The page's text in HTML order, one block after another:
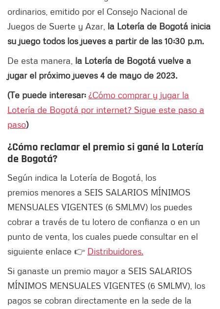
ordinarios, emitido por el Consejo Nacional de
Juegos de Suerte y Azar, la Lotería de Bogotá inicia
su juego todos los jueves a partir de las 10:30 p.m.
De esta manera, la Lotería de Bogotá vuelve a
jugar el próximo jueves 4 de mayo de 2023.
(Te puede interesar: ¿Cómo comprar y jugar la
Lotería de Bogotá por internet? Sigue este paso a
paso)
¿Cómo reclamar el premio si gané la Lotería
de Bogotá?
Según indica la Lotería de Bogotá, los
premios menores a SEIS SALARIOS MÍNIMOS
MENSUALES VIGENTES (6 SMLMV) los puedes
cobrar a través de tu lotero de confianza o en un
punto de venta, los cuales puede consultar en el
siguiente enlace 👉 Distribuidores.
Si ganaste un premio mayor a SEIS SALARIOS
MÍNIMOS MENSUALES VIGENTES (6 SMLMV), los
pagos se cobran directamente en la sede de la